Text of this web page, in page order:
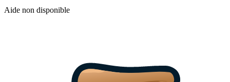
Aide non disponible